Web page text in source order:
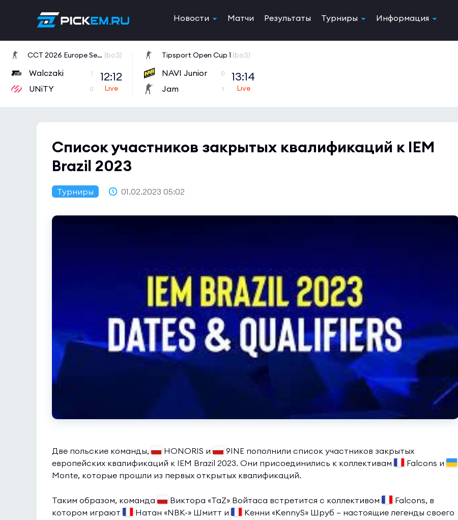
Новости Матчи Результаты Турниры Информация
CCT 2026 Europe Series 6 (bo3)
Walczaki 1
UNiTY 0
12:12
Tipsport Open Cup 1 (bo3)
NAVI Junior 0
Jam 1
13:14
Список участников закрытых квалификаций к IEM
Brazil 2023
Турниры 01.02.2023 05:02
Две польские команды, HONORIS и
9INE пополнили список участников закрытых
европейских квалификаций к IEM Brazil 2023. Они присоединились к коллективам
Falcons и
Monte, которые прошли из первых открытых квалификаций.
Таким образом, команда Виктора «TaZ» Войтаса встретится с коллективом
Falcons, в
котором играют
Натан «NBK-» Шмитт и
Кенни «KennyS» Шруб — настоящие легенды своего